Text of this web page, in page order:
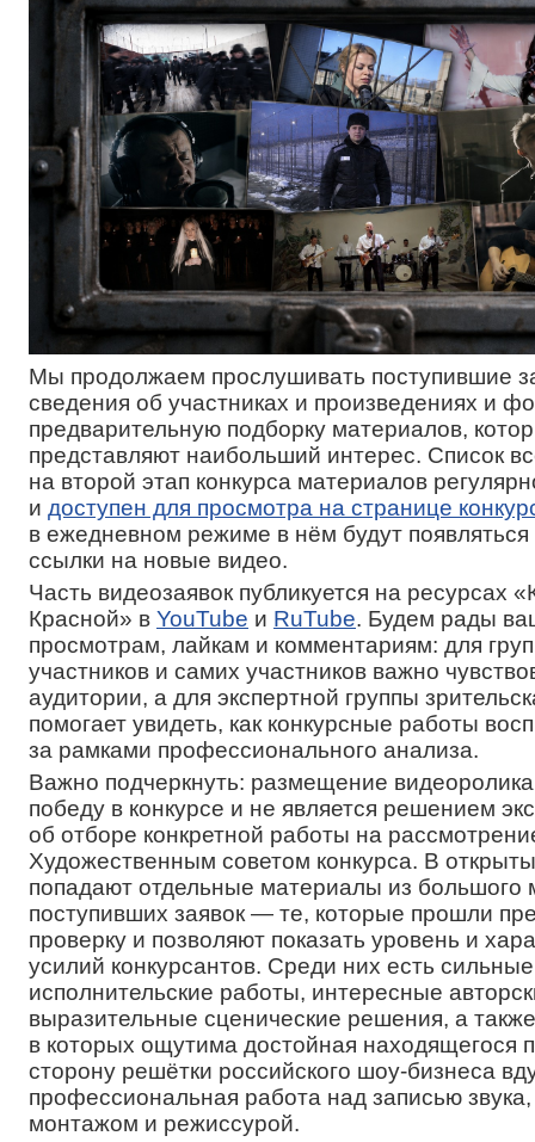
Мы продолжаем прослушивать поступившие
сведения об участниках и произведениях и
предварительную подборку материалов,
представляют наибольший интерес. Список
на второй этап конкурса материалов
и доступен для просмотра на странице
в ежедневном режиме в нём будут
ссылки на новые видео.
Часть видеозаявок публикуется на ресурсах
Красной» в YouTube и RuTube. Будем рады
просмотрам, лайкам и комментариям: для
участников и самих участников важно
аудитории, а для экспертной группы
помогает увидеть, как конкурсные работы
за рамками профессионального анализа.
Важно подчеркнуть: размещение
победу в конкурсе и не является решением
об отборе конкретной работы на
Художественным советом конкурса. В
попадают отдельные материалы из большого
поступивших заявок — те, которые прошли
проверку и позволяют показать уровень и
усилий конкурсантов. Среди них есть сильные
исполнительские работы, интересные
выразительные сценические решения, а
в которых ощутима достойная находящегося
сторону решётки российского шоу-бизнеса
профессиональная работа над записью
монтажом и режиссурой.